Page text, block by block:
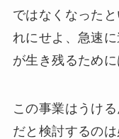
ではなくなった
れにせよ、急速
が生き残るために
この事業はうけ
だと検討するの